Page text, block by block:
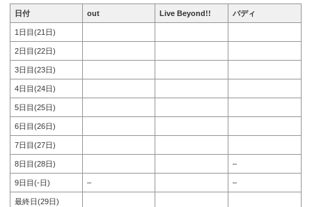
日付 out Live Beyond!! バディ
1日目(21日)
2日目(22日)
3日目(23日)
4日目(24日)
5日目(25日)
6日目(26日)
7日目(27日)
8日目(28日) –
9日目(-日) – –
最終日(29日)